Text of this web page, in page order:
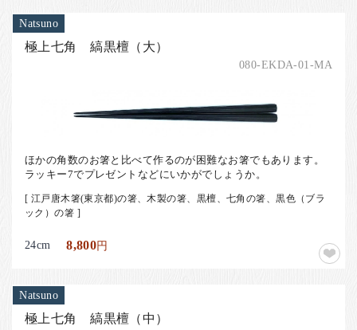
Natsuno
極上七角 縞黒檀（大）
080-EKDA-01-MA
​ほかの角数のお箸と比べて作るのが困難なお箸でもあります。
ラッキー7でプレゼントなどにいかがでしょうか。
[ 江戸唐木箸(東京都)の箸、木製の箸、黒檀、七角の箸、黒色（ブラ
ック）の箸 ]
24cm 8,800円
Natsuno
極上七角 縞黒檀（中）